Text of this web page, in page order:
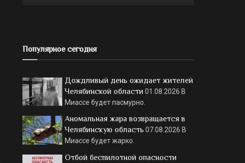
Популярное сегодня
Дождливый день ожидает жителей
Челябинской области 01.08.2026 В
Миассе будет пасмурно.
Аномальная жара возвращается в
Челябинскую область 07.08.2026 В
Миассе будет жарко.
Отбой беспилотной опасности